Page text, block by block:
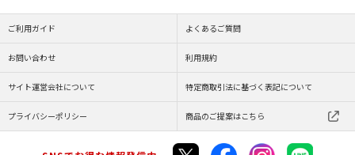
ご利用ガイド よくあるご質問
お問い合わせ 利用規約
サイト運営会社について 特定商取引法に基づく表記について
プライバシーポリシー 商品のご提案はこちら